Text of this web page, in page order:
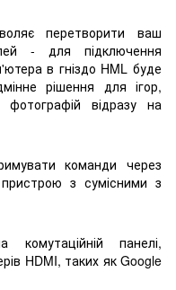
перетворити ваш
- для підключення
в гніздо HML буде
рішення для ігор,
відразу на
команди через
з сумісними з
панелі,
HDMI, таких як Google